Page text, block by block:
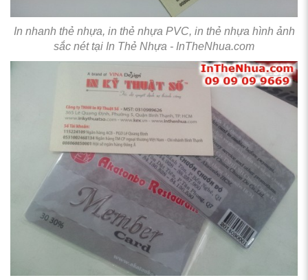
In nhanh thẻ nhựa, in thẻ nhựa PVC, in thẻ nhựa hình ảnh
sắc nét tại In Thẻ Nhựa - InTheNhua.com